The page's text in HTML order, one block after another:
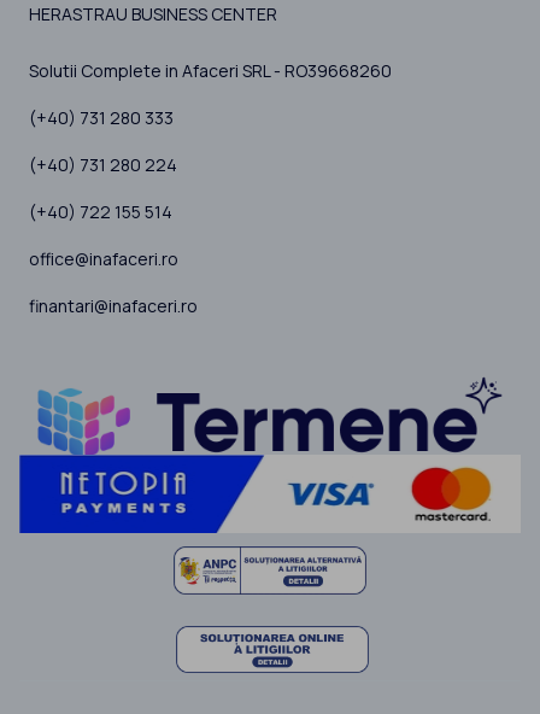
HERASTRAU BUSINESS CENTER
Solutii Complete in Afaceri SRL - RO39668260
(+40) 731 280 333
(+40) 731 280 224
(+40) 722 155 514
office@inafaceri.ro
finantari@inafaceri.ro